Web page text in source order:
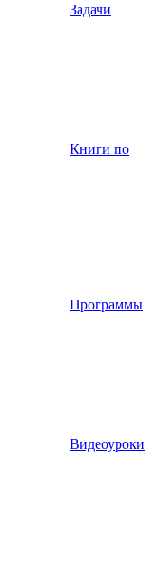
Задачи
Книги по
Программы
Видеоуроки